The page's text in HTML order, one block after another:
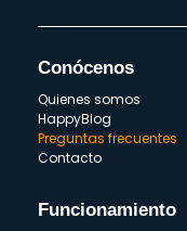
Conócenos
Quienes somos
HappyBlog
Preguntas frecuentes
Contacto
Funcionamiento